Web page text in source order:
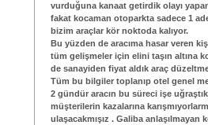
vurduğuna kanaat getirdik olayı
fakat kocaman otoparkta sadece 1
bizim araçlar kör noktoda kalıyor.
Bu yüzden de aracıma hasar veren
tüm gelişmeler için elini taşın altına
de sanayiden fiyat aldık araç
Tüm bu bilgiler toplanıp otel genel
2 gündür aracın bu süreci işe
müşterilerin kazalarına
ulaşacakmışız . Galiba